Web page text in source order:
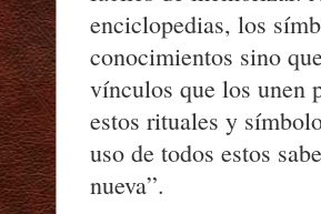
enciclopedias, los
conocimientos sino
vínculos que los unen
estos rituales y
uso de todos estos
nueva”.